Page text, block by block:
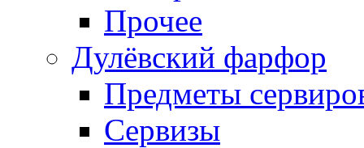
Прочее
Дулёвский фарфор
Предметы
Сервизы